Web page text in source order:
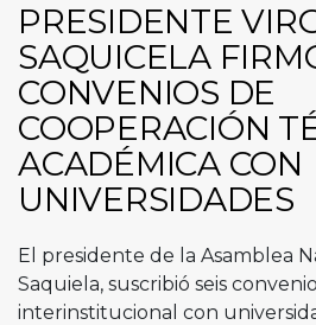
PRESIDENTE
SAQUICELA
CONVENIOS DE
COOPERACIÓN
ACADÉMICA CON
UNIVERSIDADES
El presidente de la Asamblea
Saquiela, suscribió seis
interinstitucional con